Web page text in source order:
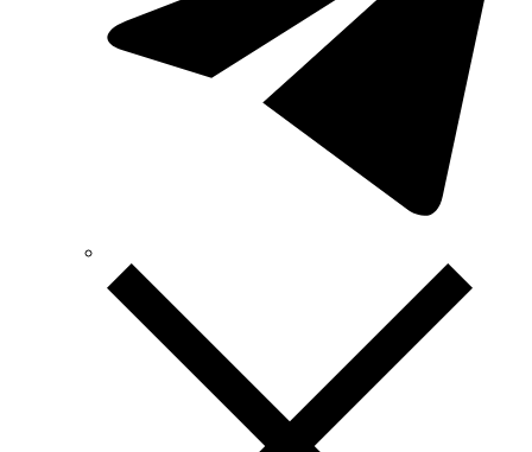
Technosystems (Украина)
TEKPAN (Турция)
TeleTec (Украина)
Vargo (Украина)
Vector VS
Vimar (Италия)
Volter (Украина)
Volterm (Украина)
Wago (Германия)